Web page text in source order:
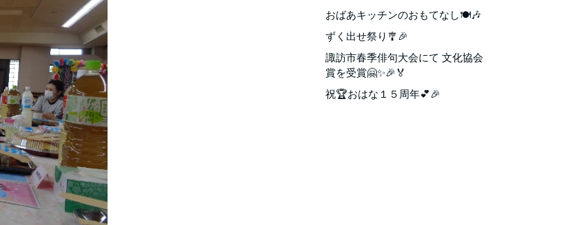
おばあキッチンのおもてなし🍽️🎶
ずく出せ祭り🎐🎉
諏訪市春季俳句大会にて 文化協会
賞を受賞🤗✨🎉🏅
祝🏆おはな１５周年💕🎉